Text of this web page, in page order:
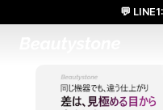
💬
日本人通訳常駐／お